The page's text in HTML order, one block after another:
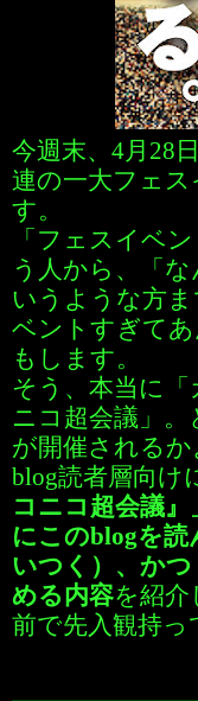
今週末、4月28
連の一大フェ
す。
「フェスイベ
う人から、「
いうような方
ベントすぎて
もします。
そう、本当に
ニコ超会議」
が開催される
blog読者層向け
コニコ超会議』
にこのblogを
いつく）、か
める内容を紹
前で先入観持